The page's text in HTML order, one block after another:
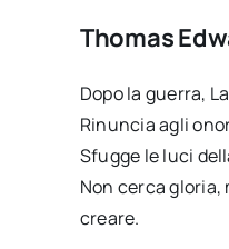
Thomas
Dopo la guerra,
Rinuncia agli
Sfugge le luci
Non cerca gloria,
creare.